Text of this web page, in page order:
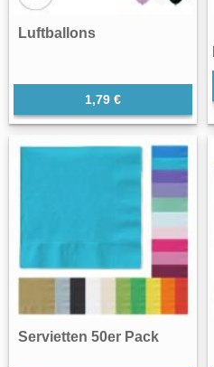
Luftballons
1,79 €
Servietten 50er Pack